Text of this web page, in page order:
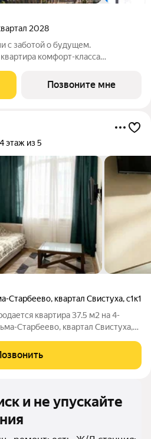
2028
с заботой о будущем.
комфорт-класса
"Квартал
времени, поэтому квартиры
Позвоните мне
4 этаж из 5
Старбеево, квартал Свистуха,с1к1
квартира 37.5 м2 на 4-
Старбеево, квартал Свистуха,
кухня-гостиная (18.4 кв.м.)
и не упускайте